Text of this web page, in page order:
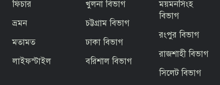
জিয়ার স্বাধীনতার ঘোষণার অভয়মন্ত্রে যুদ্ধে
বাগেরহাটের ফকিরহাটে শেষ মুহূর্তে ব্যস্ত সময়
পার করছেন কামারশিল্পীরা
ফিচার
ভ্রমন
মতামত
লাইফস্টাইল
খুলনা বিভাগ
চট্টগ্রাম বিভাগ
ঢাকা বিভাগ
বরিশাল বিভাগ
ময়মনসিংহ
বিভাগ
রংপুর বিভাগ
রাজশাহী বিভাগ
সিলেট বিভাগ